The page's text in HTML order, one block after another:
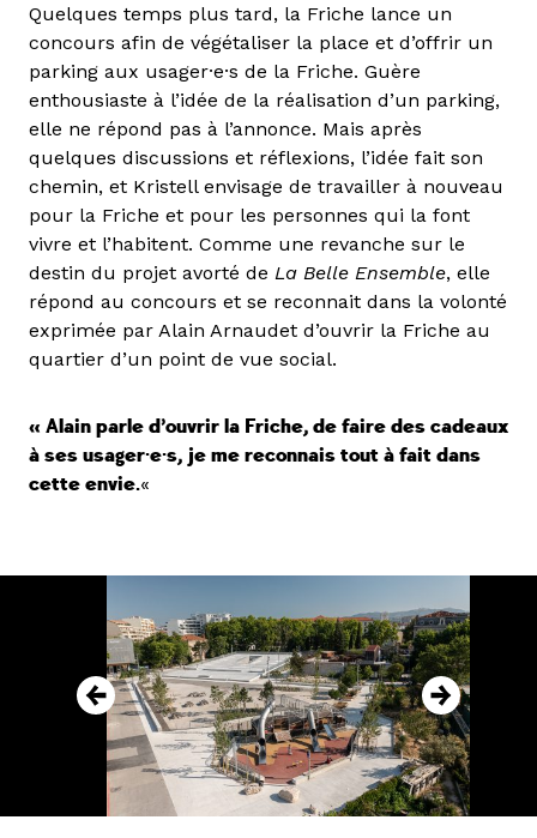
Quelques temps plus tard, la Friche lance un
concours afin de végétaliser la place et d’offrir un
parking aux usager·e·s de la Friche. Guère
enthousiaste à l’idée de la réalisation d’un parking,
elle ne répond pas à l’annonce. Mais après
quelques discussions et réflexions, l’idée fait son
chemin, et Kristell envisage de travailler à nouveau
pour la Friche et pour les personnes qui la font
vivre et l’habitent. Comme une revanche sur le
destin du projet avorté de La Belle Ensemble, elle
répond au concours et se reconnait dans la volonté
exprimée par Alain Arnaudet d’ouvrir la Friche au
quartier d’un point de vue social.
« Alain parle d’ouvrir la Friche, de faire des cadeaux
à ses usager·e·s, je me reconnais tout à fait dans
cette envie.«